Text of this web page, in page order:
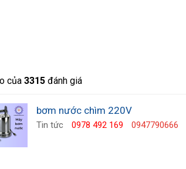
của 3315đánh giá
bơm nước chìm 220V
Tin tức 0978 492 169 0947790666